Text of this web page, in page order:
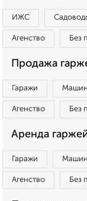
ИЖС
Агенство Без
Продажа
Гаражи
Агенство Без
Аренда
Гаражи
Агенство Без